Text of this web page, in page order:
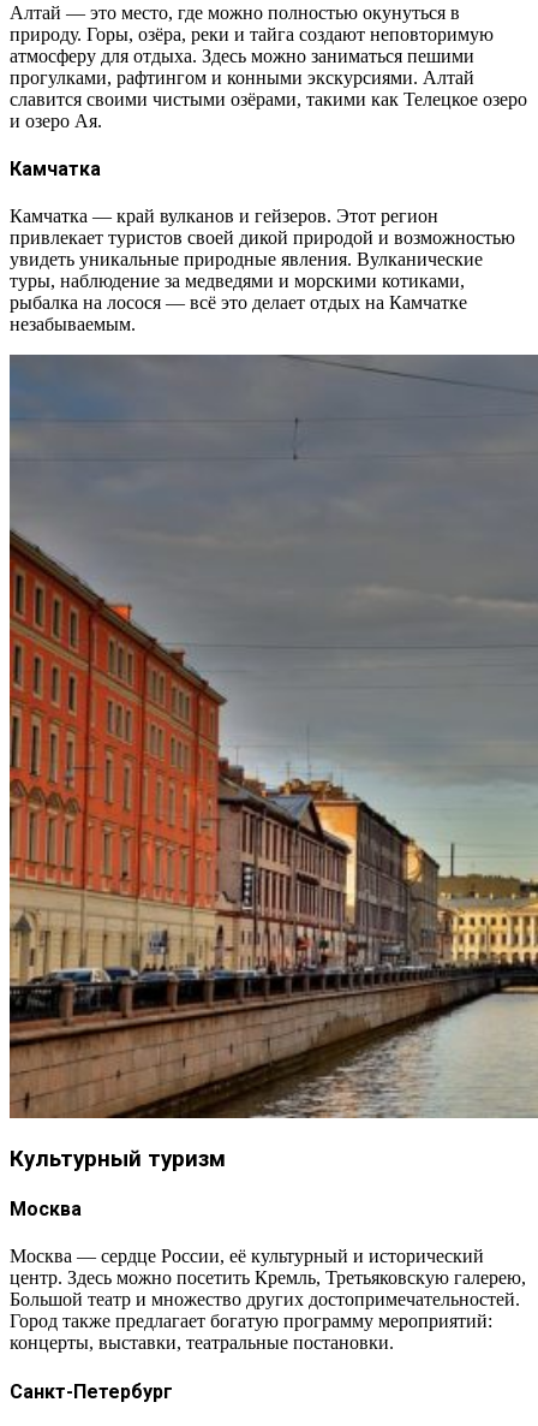
Алтай — это место, где можно полностью окунуться в
природу. Горы, озёра, реки и тайга создают неповторимую
атмосферу для отдыха. Здесь можно заниматься пешими
прогулками, рафтингом и конными экскурсиями. Алтай
славится своими чистыми озёрами, такими как Телецкое озеро
и озеро Ая.
Камчатка
Камчатка — край вулканов и гейзеров. Этот регион
привлекает туристов своей дикой природой и возможностью
увидеть уникальные природные явления. Вулканические
туры, наблюдение за медведями и морскими котиками,
рыбалка на лосося — всё это делает отдых на Камчатке
незабываемым.
Культурный туризм
Москва
Москва — сердце России, её культурный и исторический
центр. Здесь можно посетить Кремль, Третьяковскую галерею,
Большой театр и множество других достопримечательностей.
Город также предлагает богатую программу мероприятий:
концерты, выставки, театральные постановки.
Санкт-Петербург